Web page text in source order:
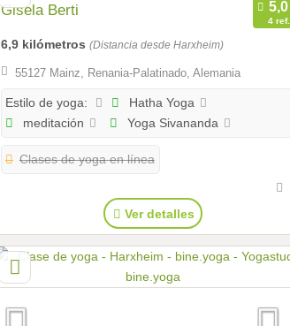
Gisela Berti
4 ref.
6,9 kilómetros (Distancia desde Harxheim)
55127 Mainz, Renania-Palatinado, Alemania
Estilo de yoga:
Hatha Yoga
meditación
Yoga Sivananda
Clases de yoga en línea
Ver detalles